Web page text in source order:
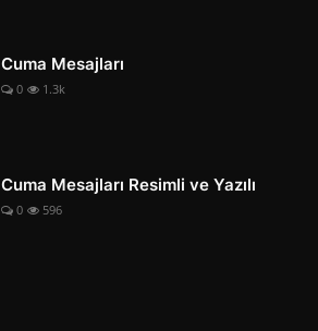
Cuma Mesajları
0 1.3k
Cuma Mesajları Resimli ve Yazılı
0 596